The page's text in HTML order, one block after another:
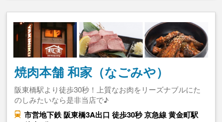
焼肉本舗 和家（なごみや）
阪東橋駅より徒歩30秒！上質なお肉をリーズナブルにた
のしみたいなら是非当店で♪
市営地下鉄 阪東橋3A出口 徒歩30秒 京急線 黄金町駅